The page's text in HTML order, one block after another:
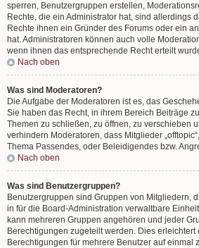
sperren, Benutzergruppen erstellen,
Rechte, die ein Administrator hat, sind allerdings
Rechte ihnen ein Gründer des Forums oder ein
hat. Administratoren können auch volle
wenn ihnen das entsprechende Recht erteilt
Nach oben
Was sind Moderatoren?
Die Aufgabe der Moderatoren ist es, das
Sie haben das Recht, in ihrem Bereich Beiträge
Themen zu schließen, zu öffnen, zu verschieben
verhindern Moderatoren, dass Mitglieder
Thema Passendes, oder Beleidigendes bzw.
Nach oben
Was sind Benutzergruppen?
Benutzergruppen sind Gruppen von Mitgliedern,
in für die Board-Administration verwaltbare
kann mehreren Gruppen angehören und jeder
Berechtigungen zugeteilt werden. Dies erleichtert
Berechtigungen für mehrere Benutzer auf einmal